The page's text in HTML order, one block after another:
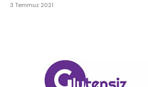
3 Temmuz 2021